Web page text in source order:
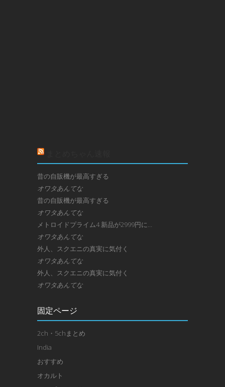
昔の自販機が最高すぎる
オワタあんてな
昔の自販機が最高すぎる
オワタあんてな
メトロイドプライム4 新品が2999円に…
オワタあんてな
外人、スクエニの真実に気付く
オワタあんてな
外人、スクエニの真実に気付く
オワタあんてな
固定ページ
2ch・5chまとめ
India
おすすめ
オカルト